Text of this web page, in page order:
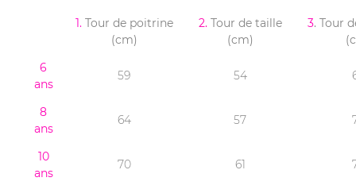
1. Tour de poitrine
(cm)
2. Tour de taille
(cm)
3. Tour
6
ans
59 54
8
ans
64 57
10
ans
70 61